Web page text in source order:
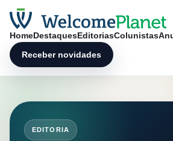
HomeDestaquesEditoriasColunistas
Receber novidades
EDITORIA